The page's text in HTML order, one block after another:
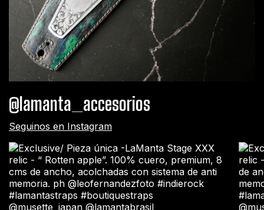
@lamanta_accesorios
Seguinos en Instagram